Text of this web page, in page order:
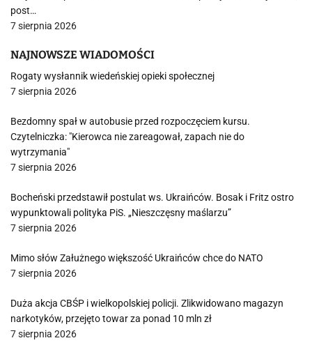
post…
7 sierpnia 2026
NAJNOWSZE WIADOMOŚCI
Rogaty wysłannik wiedeńskiej opieki społecznej
7 sierpnia 2026
Bezdomny spał w autobusie przed rozpoczęciem kursu.
Czytelniczka: "Kierowca nie zareagował, zapach nie do
wytrzymania"
7 sierpnia 2026
Bocheński przedstawił postulat ws. Ukraińców. Bosak i Fritz ostro
wypunktowali polityka PiS. „Nieszczęsny maślarzu”
7 sierpnia 2026
Mimo słów Załużnego większość Ukraińców chce do NATO
7 sierpnia 2026
Duża akcja CBŚP i wielkopolskiej policji. Zlikwidowano magazyn
narkotyków, przejęto towar za ponad 10 mln zł
7 sierpnia 2026